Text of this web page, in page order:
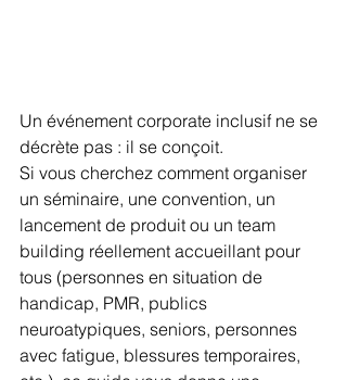
Un événement corporate inclusif ne se
décrète pas : il se conçoit.
Si vous cherchez comment organiser
un séminaire, une convention, un
lancement de produit ou un team
building réellement accueillant pour
tous (personnes en situation de
handicap, PMR, publics
neuroatypiques, seniors, personnes
avec fatigue, blessures temporaires,